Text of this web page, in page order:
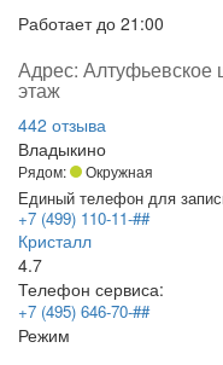
Работаетдо 21:00
Адрес: Алтуфьевское
этаж
442 отзыва
Владыкино
Рядом: Окружная
Единый телефон для
+7 (499) 110-11-##
Кристалл
4.7
Телефон сервиса:
+7 (495) 646-70-##
Режим